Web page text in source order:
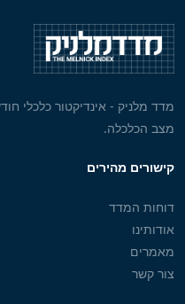
מדד מלניק - אינדיקטור כלכלי
מצב הכלכלה.
קישורים מהירים
דוחות המדד
אודותינו
מאמרים
צור קשר